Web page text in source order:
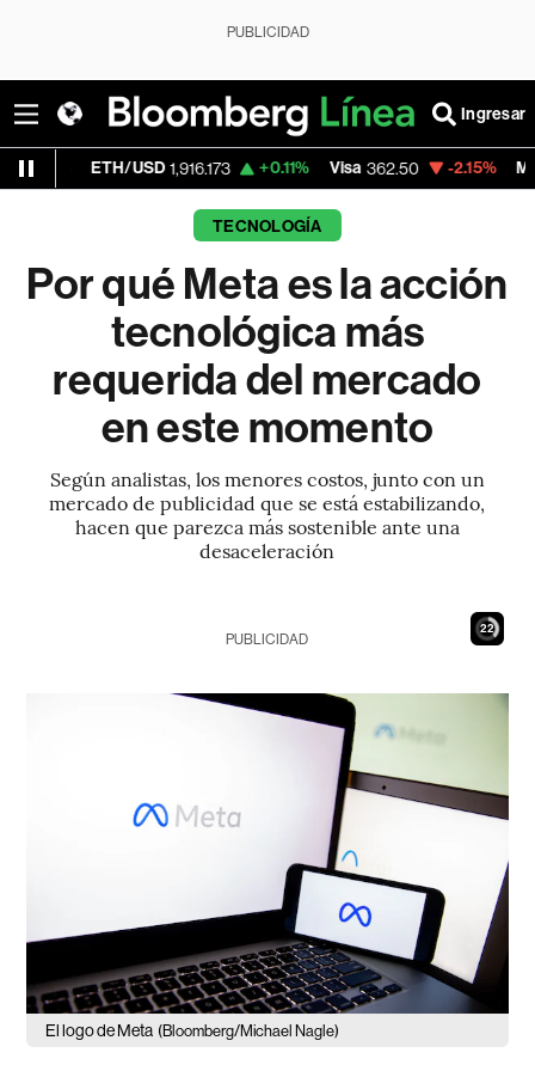
PUBLICIDAD
Ingresar
1,916.173 +0.11% Visa 362.50 -2.15% MercadoLibre
TECNOLOGÍA
Por qué Meta es la acción
tecnológica más
requerida del mercado
en este momento
Según analistas, los menores costos, junto con un
mercado de publicidad que se está estabilizando,
hacen que parezca más sostenible ante una
desaceleración
21
PUBLICIDAD
El logo de Meta (Bloomberg/Michael Nagle)